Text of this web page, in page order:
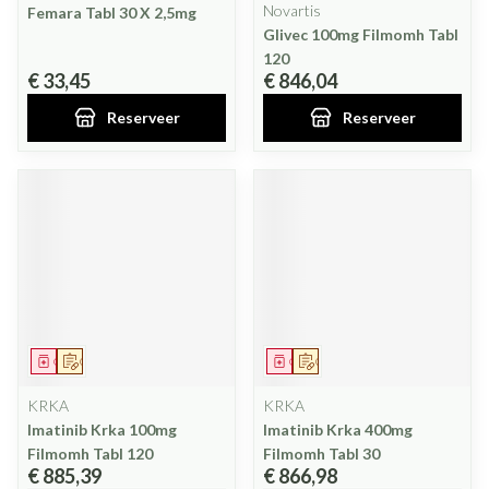
Femara Tabl 30 X 2,5mg
€ 33,45
Reserveer
Novartis
Glivec 100mg Filmomh Tabl
120
€ 846,04
Reserveer
Op voorschrift
Geneesmiddel
KRKA
Imatinib Krka 100mg
Filmomh Tabl 120
€ 885,39
Op voorschrift
Geneesmiddel
KRKA
Imatinib Krka 400mg
Filmomh Tabl 30
€ 866,98